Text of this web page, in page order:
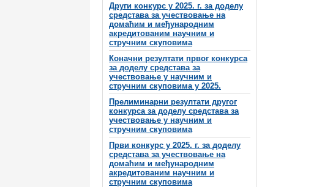
Други конкурс у 2025. г. за доделу
средстава за учествовање на
домаћим и међународним
акредитованим научним и
стручним скуповима
Коначни резултати првог конкурса
за доделу средстава за
учествовање у научним и
стручним скуповима у 2025.
Прелиминарни резултати другог
конкурса за доделу средстава за
учествовање у научним и
стручним скуповима
Први конкурс у 2025. г. за доделу
средстава за учествовање на
домаћим и међународним
акредитованим научним и
стручним скуповима